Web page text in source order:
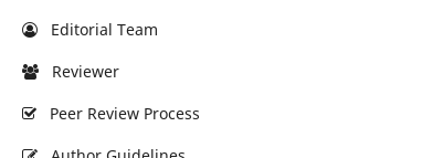
Editorial Team
Reviewer
Peer Review Process